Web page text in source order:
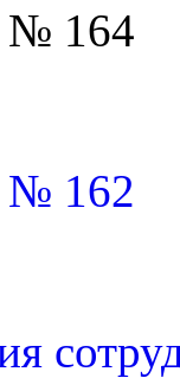
№ 164
№ 162